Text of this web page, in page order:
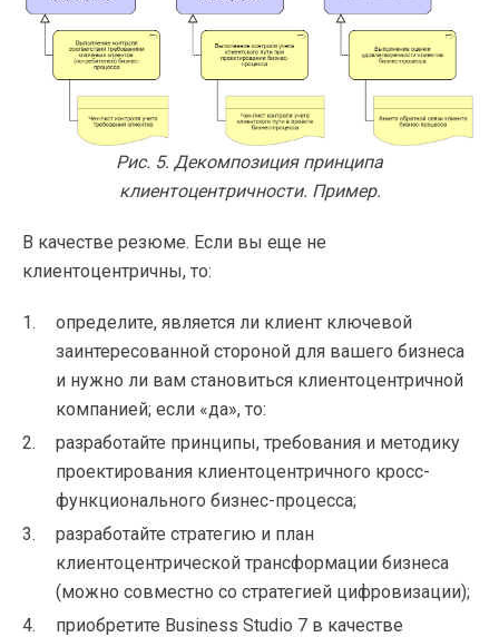
Рис. 5. Декомпозиция принципа
клиентоцентричности. Пример.
В качестве резюме. Если вы еще не
клиентоцентричны, то:
определите, является ли клиент ключевой
заинтересованной стороной для вашего бизнеса
и нужно ли вам становиться клиентоцентричной
компанией; если «да», то:
разработайте принципы, требования и методику
проектирования клиентоцентричного кросс-
функционального бизнес-процесса;
разработайте стратегию и план
клиентоцентрической трансформации бизнеса
(можно совместно со стратегией цифровизации);
приобретите Business Studio 7 в качестве